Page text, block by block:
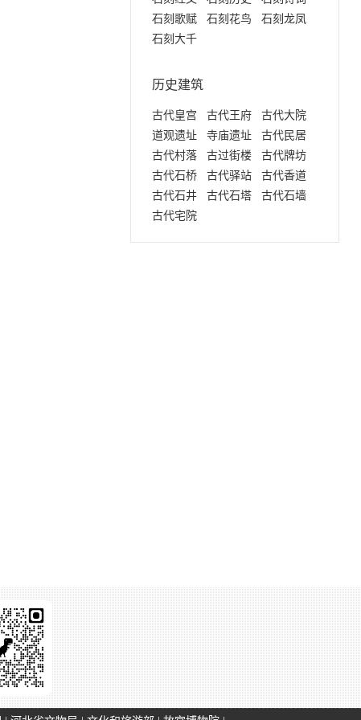
石刻歌赋
石刻花鸟
石刻龙凤
石刻大千
历史建筑
古代皇宫 古代王府
古代大院
道观遗址
寺庙遗址
古代民居
古代村落
古过街楼
古代牌坊
古代石桥
古代驿站
古代香道
古代石井
古代石塔
古代石墙
古代宅院